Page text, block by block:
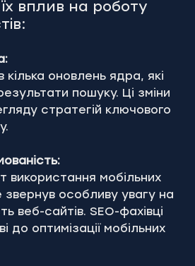
вплив на роботу
пошуку. Ці зміни
стратегій ключового
звернув особливу увагу на
веб-сайтів. SEO-фахівці
до оптимізації мобільних